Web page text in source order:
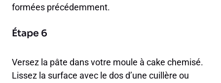
formées précédemment.
Étape 6
Versez la pâte dans votre moule à cake chemisé.
Lissez la surface avec le dos d’une cuillère ou